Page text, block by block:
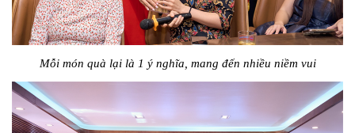
Mỗi món quà lại là 1 ý nghĩa, mang đến nhiều niềm vui